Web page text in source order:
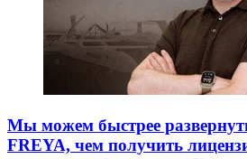
Мы можем быстрее
FREYA, чем получить